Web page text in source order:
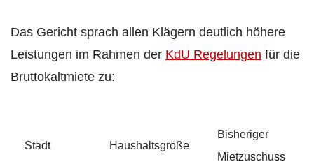
Das Gericht sprach allen Klägern deutlich höhere
Leistungen im Rahmen der KdU Regelungen für die
Bruttokaltmiete zu:
Stadt Haushaltsgröße
Bisheriger
Mietzuschuss